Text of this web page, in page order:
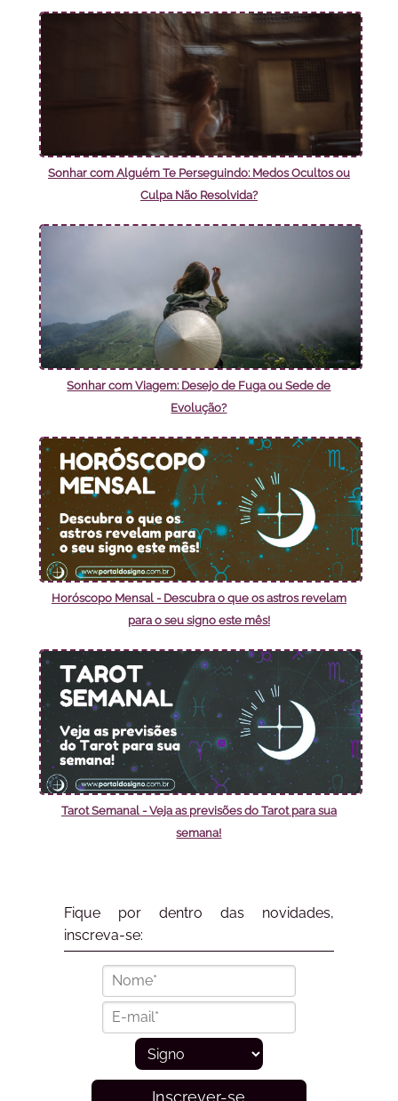
Sonhar com Alguém Te Perseguindo: Medos Ocultos ou
Culpa Não Resolvida?
Sonhar com Viagem: Desejo de Fuga ou Sede de
Evolução?
Horóscopo Mensal - Descubra o que os astros revelam
para o seu signo este mês!
Tarot Semanal - Veja as previsões do Tarot para sua
semana!
Fique por dentro das novidades,
inscreva-se:
Inscrever-se